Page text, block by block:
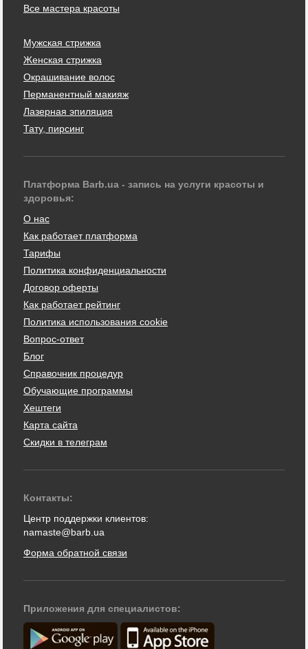
Все мастера красоты
Мужская стрижка
Женская стрижка
Окрашивание волос
Перманентный макияж
Лазерная эпиляция
Тату, пирсинг
Платформа Barb.ua - запись на услуги красоты и
здоровья:
О нас
Как работает платформа
Тарифы
Политика конфиденциальности
Договор оферты
Как работает рейтинг
Политика использования cookie
Вопрос-ответ
Блог
Справочник процедур
Обучающие программы
Хештеги
Карта сайта
Скидки в телеграм
Контакты:
Центр поддержки клиентов:
namaste@barb.ua
Форма обратной связи
Приложения для специалистов: